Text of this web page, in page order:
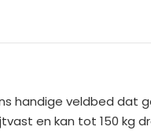
r
n
veldbed dat
en kan tot 150 kg